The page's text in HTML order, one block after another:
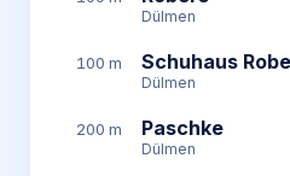
Dülmen
100 m Schuhaus
Dülmen
200 m Paschke
Dülmen